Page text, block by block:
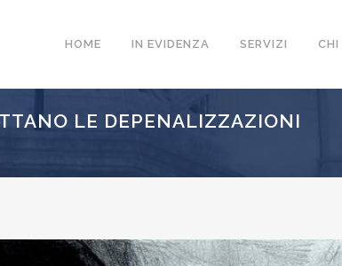
HOME IN EVIDENZA SERVIZI CHI
LE DEPENALIZZAZIONI